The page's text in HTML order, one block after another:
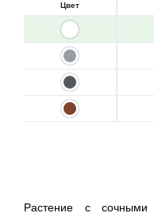
Цвет
Растение с